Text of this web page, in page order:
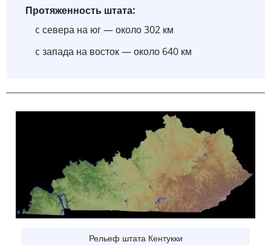
Протяженность штата:
c севера на юг — около 302 км
c запада на восток — около 640 км
Рельеф штата Кентукки